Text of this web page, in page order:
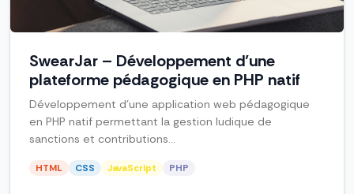
SwearJar – Développement d’une
plateforme pédagogique en PHP natif
Développement d’une application web pédagogique
en PHP natif permettant la gestion ludique de
sanctions et contributions...
HTML CSS JavaScript PHP